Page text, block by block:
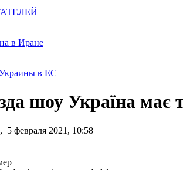
в Иране
в ЕС
шоу Україна має
, 5 февраля 2021, 10:58